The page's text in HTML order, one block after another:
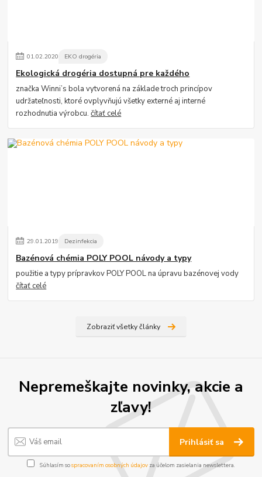
01.02.2020 EKO drogéria
Ekologická drogéria dostupná pre každého
značka Winni’s bola vytvorená na základe troch princípov
udržateľnosti, ktoré ovplyvňujú všetky externé aj interné
rozhodnutia výrobcu.čítať celé
29.01.2019 Dezinfekcia
Bazénová chémia POLY POOL návody a typy
použitie a typy prípravkov POLY POOL na úpravu bazénovej vody
čítať celé
Zobraziť všetky články
Nepremeškajte novinky, akcie a
zľavy!
Prihlásiť sa
Súhlasím sospracovaním osobných údajov za účelom zasielania newslettera.